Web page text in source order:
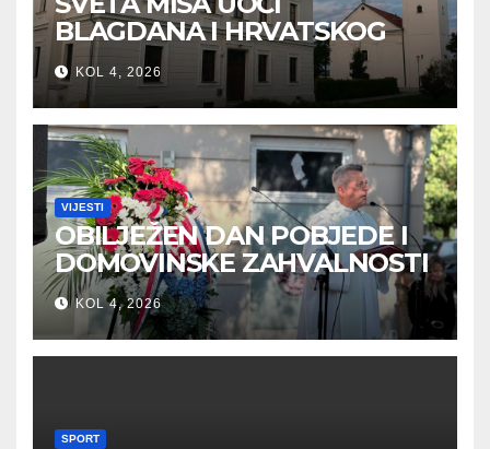
BLAGDANA I HRVATSKOG
PRAZNIKA SLOBODE
KOL 4, 2026
VIJESTI
OBILJEŽEN DAN POBJEDE I
DOMOVINSKE ZAHVALNOSTI
U SVETOJ NEDELJI
KOL 4, 2026
SPORT